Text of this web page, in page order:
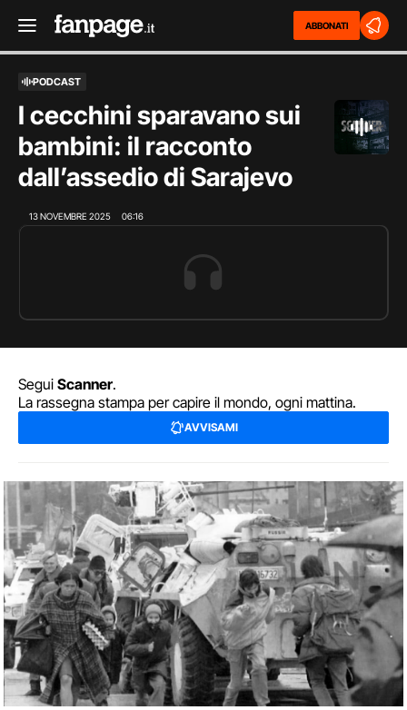
ABBONATI
PODCAST
I cecchini sparavano sui
bambini: il racconto
dall’assedio di Sarajevo
13 NOVEMBRE 2025 06:16
Segui Scanner.
La rassegna stampa per capire il mondo, ogni mattina.
AVVISAMI